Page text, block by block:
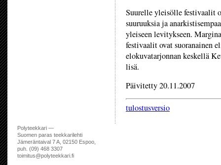
Suurelle yleisölle festivaalit
suuruuksia ja
yleiseen levitykseen.
festivaalit ovat suoranainen
elokuvatarjonnan keskellä
lisä.
Päivitetty 20.11.2007
tulostusversio
Polyteekkari —
Suomen paras teekkarilehti
Jämeräntaival 7 A, 02150 Espoo,
puh. (09) 468 3307
toimitus@polyteekkari.fi